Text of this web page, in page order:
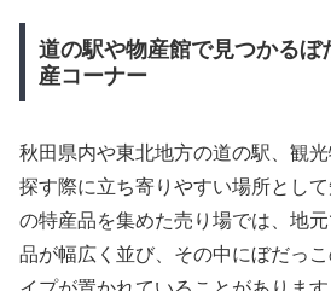
道の駅や物産館で見つかるぼ
産コーナー
秋田県内や東北地方の道の駅、観
探す際に立ち寄りやすい場所とし
の特産品を集めた売り場では、地
品が幅広く並び、その中にぼだっ